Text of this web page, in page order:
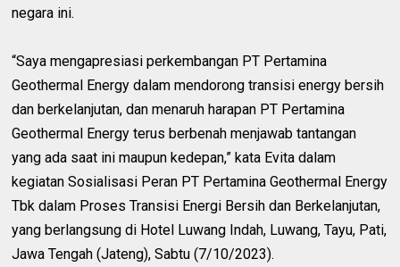
negara ini.
“Saya mengapresiasi perkembangan PT Pertamina
Geothermal Energy dalam mendorong transisi energy bersih
dan berkelanjutan, dan menaruh harapan PT Pertamina
Geothermal Energy terus berbenah menjawab tantangan
yang ada saat ini maupun kedepan,” kata Evita dalam
kegiatan Sosialisasi Peran PT Pertamina Geothermal Energy
Tbk dalam Proses Transisi Energi Bersih dan Berkelanjutan,
yang berlangsung di Hotel Luwang Indah, Luwang, Tayu, Pati,
Jawa Tengah (Jateng), Sabtu (7/10/2023).